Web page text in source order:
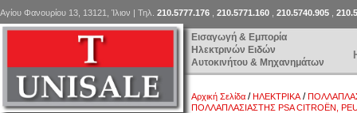
Εισαγωγή & Εμπορία
Ηλεκτρινών Ειδών
Αυτοκινήτου & Μηχανημάτων
Αγίου Φανουρίου 13, 13121, Ίλιον | Τηλ. 210.5777.176 210.5771.160 210.5740.905
Αρχική Σελίδα /ΗΛΕΚΤΡΙΚΑ/
ΠΟΛΛΑΠΛΑΣΙΑΣΤΗΣ PSA CITROËN,